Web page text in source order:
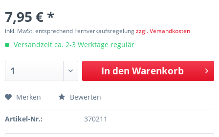
7,95 € *
inkl. MwSt. entsprechend Fernverkaufsregelungzzgl. Versandkosten
Versandzeit ca. 2-3 Werktage regulär
In den Warenkorb
Merken Bewerten
Artikel-Nr.: 370211